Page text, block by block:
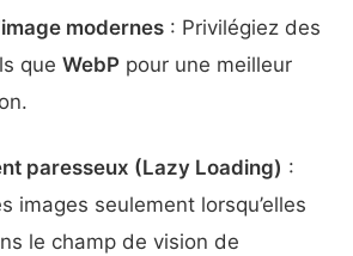
modernes: Privilégiez des
que WebPpour une meilleur
paresseux (Lazy Loading) :
images seulement lorsqu’elles
le champ de vision de